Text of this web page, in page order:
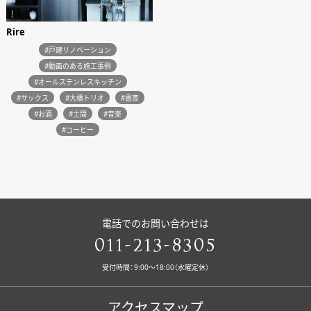
Rire
#戸建リノベーション
#動画のある施工事例
#オールステンレスキッチン
#サックス
#大橋トリオ
#書斎
#お酒
#土間
#音楽
#コーヒー
電話でのお問い合わせは
011-213-8305
受付時間：9:00〜18:00（水曜定休）